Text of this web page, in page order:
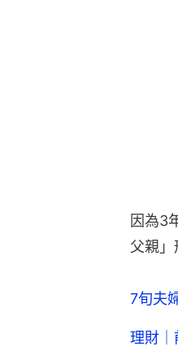
因為3
父親」
7旬夫
理財